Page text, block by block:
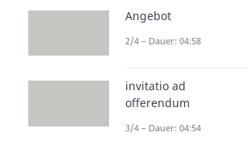
diesem Fall würde das
Abstraktionsprinzip
die Übereignung
der Kaufvertrag ohne
Eltern unwirksam
könnte dann das
Angebot
2/4 – Dauer: 04:58
invitatio ad
offerendum
3/4 – Dauer: 04:54